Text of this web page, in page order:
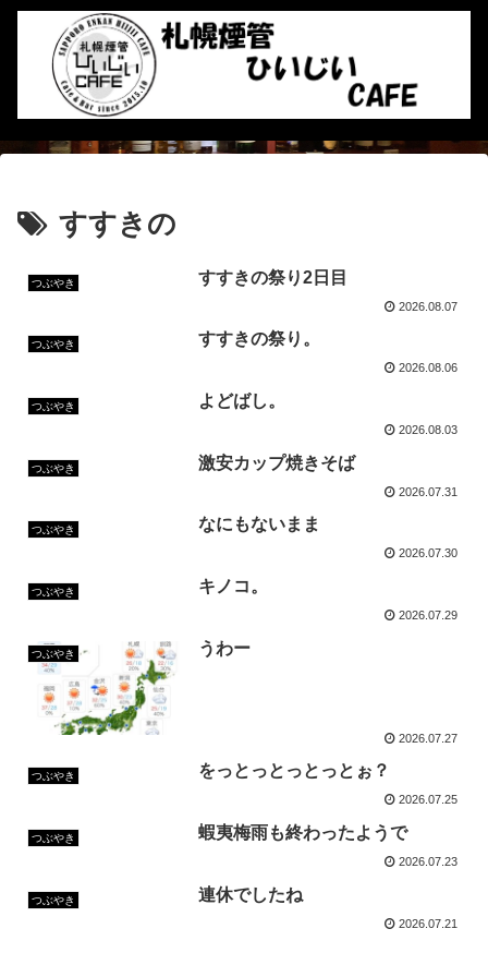
すすきの
つぶやき すすきの祭り2日目
2026.08.07
つぶやき すすきの祭り。
2026.08.06
つぶやき よどばし。
2026.08.03
つぶやき 激安カップ焼きそば
2026.07.31
つぶやき なにもないまま
2026.07.30
つぶやき キノコ。
2026.07.29
つぶやき うわー
2026.07.27
つぶやき をっとっとっとっとぉ？
2026.07.25
つぶやき 蝦夷梅雨も終わったようで
2026.07.23
つぶやき 連休でしたね
2026.07.21